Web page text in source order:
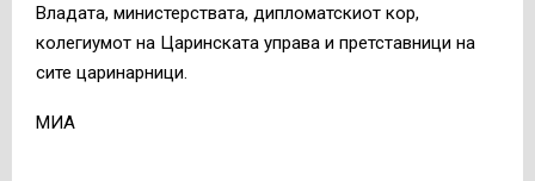
Владата, министерствата, дипломатскиот кор,
колегиумот на Царинската управа и претставници на
сите царинарници.
МИА